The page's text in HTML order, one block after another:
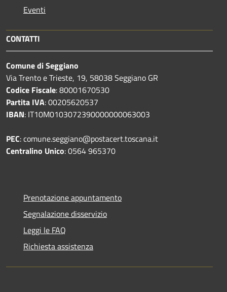
Eventi
CONTATTI
Comune di Seggiano
Via Trento e Trieste, 19, 58038 Seggiano GR
Codice Fiscale: 80001670530
Partita IVA: 00205620537
IBAN: IT10M0103072390000000063003
PEC: comune.seggiano@postacert.toscana.it
Centralino Unico: 0564 965370
Prenotazione appuntamento
Segnalazione disservizio
Leggi le FAQ
Richiesta assistenza